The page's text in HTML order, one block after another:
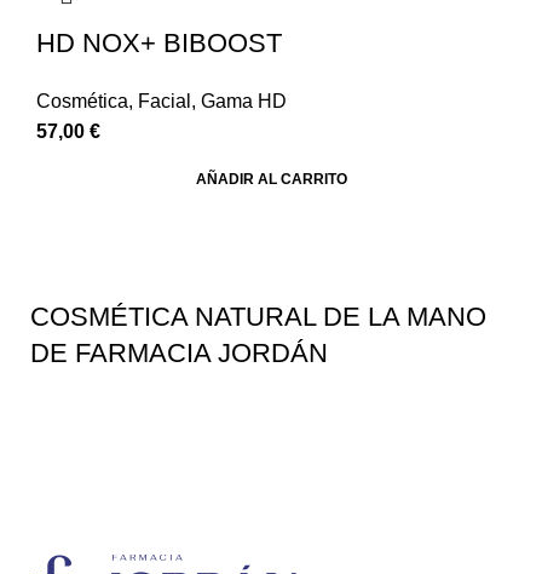
HD NOX+ BIBOOST
Cosmética, Facial , Gama HD
57,00 €
AÑADIR AL CARRITO
COSMÉTICA NATURAL DE LA MANO
DE FARMACIA JORDÁN